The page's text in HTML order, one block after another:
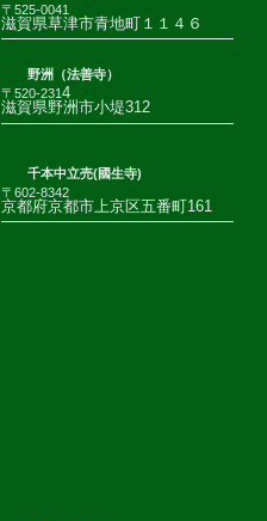
〒525-0041
滋賀県草津市青地町１１４６
野洲（法善寺）
〒520-231 4
滋賀県野洲市小堤312
千本中立売(國生寺)
〒602-8342
京都府京都市上京区五番町161